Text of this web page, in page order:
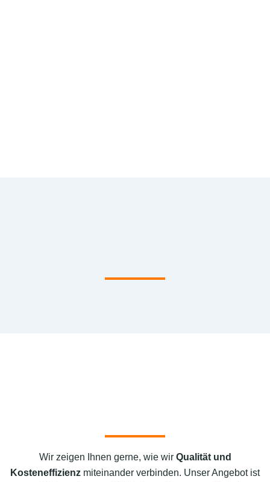
Wir zeigen Ihnen gerne, wie wir Qualität und
Kosteneffizienz miteinander verbinden. Unser Angebot ist